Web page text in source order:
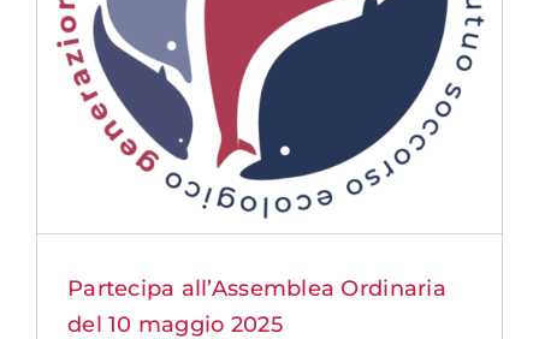
Partecipa all’Assemblea Ordinaria
del 10 maggio 2025